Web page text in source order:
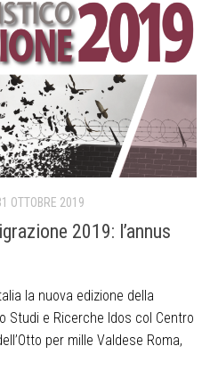
OTTOBRE 2019
2019: l’annus
la nuova edizione della
Studi e Ricerche Idos col Centro
per mille Valdese Roma,